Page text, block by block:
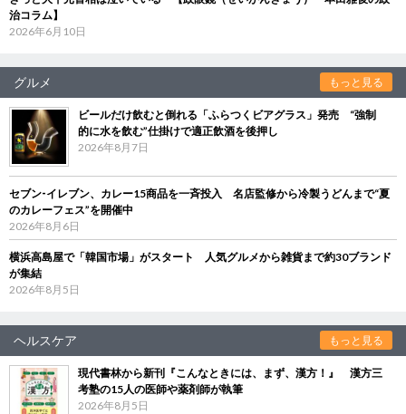
治コラム】
2026年6月10日
グルメ もっと見る
ビールだけ飲むと倒れる「ふらつくビアグラス」発売 “強制
的に水を飲む”仕掛けで適正飲酒を後押し
2026年8月7日
セブン‐イレブン、カレー15商品を一斉投入 名店監修から冷製うどんまで“夏
のカレーフェス”を開催中
2026年8月6日
横浜高島屋で「韓国市場」がスタート 人気グルメから雑貨まで約30ブランド
が集結
2026年8月5日
ヘルスケア もっと見る
現代書林から新刊『こんなときには、まず、漢方！』 漢方三
考塾の15人の医師や薬剤師が執筆
2026年8月5日